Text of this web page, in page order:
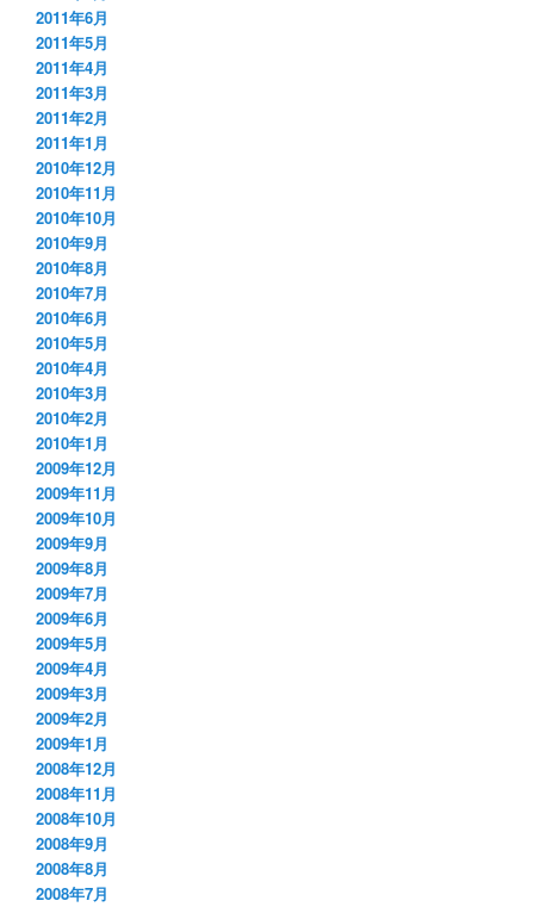
2011年6月
2011年5月
2011年4月
2011年3月
2011年2月
2011年1月
2010年12月
2010年11月
2010年10月
2010年9月
2010年8月
2010年7月
2010年6月
2010年5月
2010年4月
2010年3月
2010年2月
2010年1月
2009年12月
2009年11月
2009年10月
2009年9月
2009年8月
2009年7月
2009年6月
2009年5月
2009年4月
2009年3月
2009年2月
2009年1月
2008年12月
2008年11月
2008年10月
2008年9月
2008年8月
2008年7月